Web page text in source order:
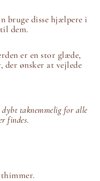
bruge disse hjælpere i
dem.
er en stor glæde,
der ønsker at vejlede
taknemmelig for alle
findes.